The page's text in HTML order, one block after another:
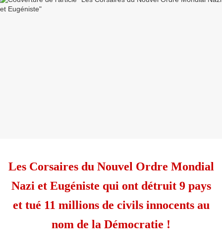
Les Corsaires du Nouvel Ordre Mondial
Nazi et Eugéniste qui ont détruit 9 pays
et tué 11 millions de civils innocents au
nom de la Démocratie !